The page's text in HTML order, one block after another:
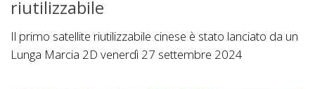
riutilizzabile
Il primo satellite riutilizzabile cinese è stato lanciato da un
Lunga Marcia 2D venerdì 27 settembre 2024